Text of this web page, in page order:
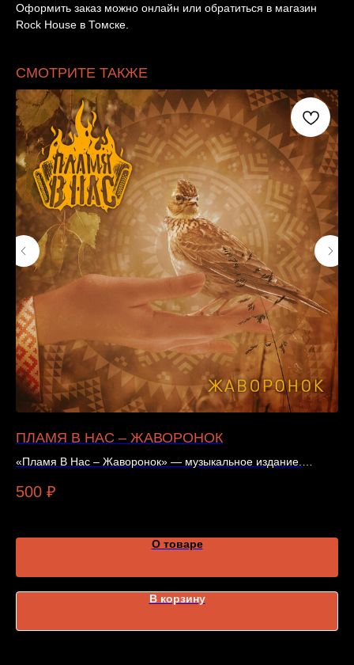
Оформить заказ можно онлайн или обратиться в магазин
Rock House в Томске.
СМОТРИТЕ ТАКЖЕ
ПЛАМЯ В НАС – ЖАВОРОНОК
«Пламя В Нас – Жаворонок» — музыкальное издание.
500 ₽
О товаре
В корзину